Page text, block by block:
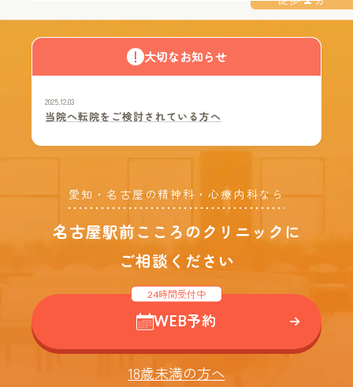
大切なお知らせ
2025.12.03
当院へ転院をご検討されている方へ
愛知・名古屋の精神科・心療内科なら
名古屋駅前こころのクリニックに
ご相談ください
24時間受付中
WEB予約
18歳未満の方へ
18歳未満の方へ
プライバシーポリシー